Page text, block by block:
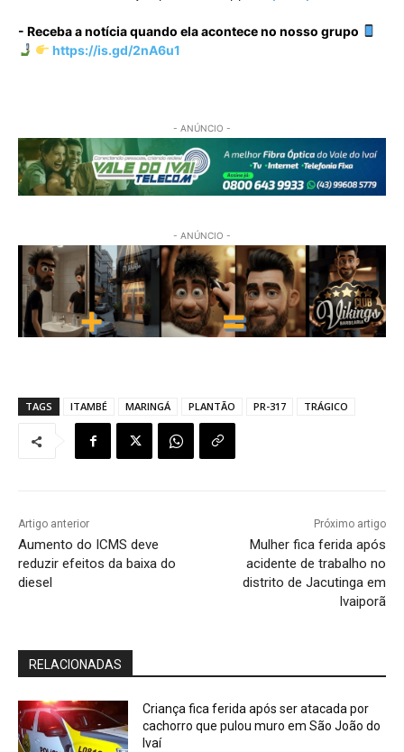
- Receba a notícia quando ela acontece no nosso grupo
https://is.gd/2nA6u1
- ANÚNCIO -
- ANÚNCIO -
TAGS ITAMBÉ MARINGÁ PLANTÃO PR-317 TRÁGICO
Artigo anterior
Aumento do ICMS deve
reduzir efeitos da baixa do
diesel
Próximo artigo
Mulher fica ferida após
acidente de trabalho no
distrito de Jacutinga em
Ivaiporã
RELACIONADAS
Criança fica ferida após ser atacada por
cachorro que pulou muro em São João do
Ivaí